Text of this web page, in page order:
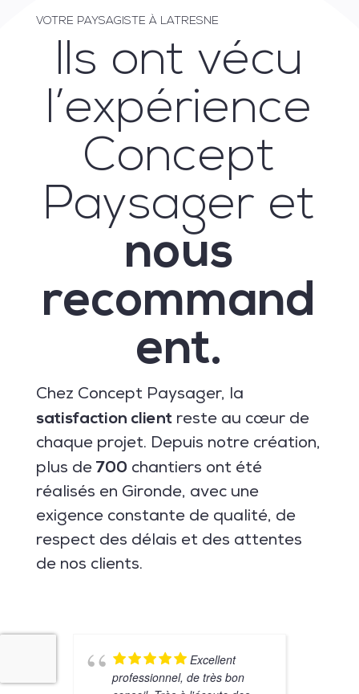
VOTRE PAYSAGISTE À LATRESNE
Ils ont vécu
l’expérience
Concept
Paysager et
nous
recommand
ent.
Chez Concept Paysager, la
satisfaction clientreste au cœur de
chaque projet. Depuis notre création,
plus de 700 chantiers ont été
réalisés en Gironde, avec une
exigence constante de qualité, de
respect des délais et des attentes
de nos clients.
Excellent
professionnel, de très bon